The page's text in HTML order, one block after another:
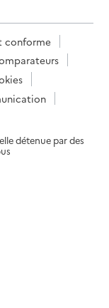
conforme
détenue par des